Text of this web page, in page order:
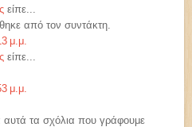
είπε...
από τον συντάκτη.
μ.μ.
είπε...
μ.μ.
τα σχόλια που γράφουμε